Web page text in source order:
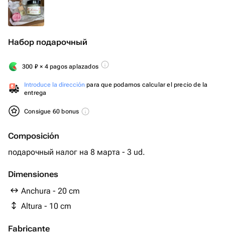
Набор подарочный
300 ₽ × 4 pagos aplazados
Introduce la dirección para que podamos calcular el precio de la
entrega
Consigue 60 bonus
Composición
подарочный налог на 8 марта - 3 ud.
Dimensiones
Anchura - 20 cm
Altura - 10 cm
Fabricante